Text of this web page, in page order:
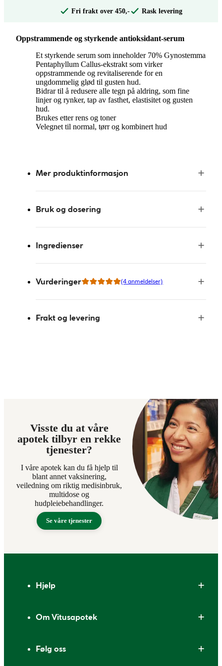
Fri frakt over 450,- Rask levering
Oppstrammende og styrkende antioksidant-serum
Et styrkende serum som inneholder 70% Gynostemma
Pentaphyllum Callus-ekstrakt som virker
oppstrammende og revitaliserende for en
ungdommelig glød til gusten hud.
Bidrar til å redusere alle tegn på aldring, som fine
linjer og rynker, tap av fasthet, elastisitet og gusten
hud.
Brukes etter rens og toner
Velegnet til normal, tørr og kombinert hud
Mer produktinformasjon
Bruk og dosering
Ingredienser
Vurderinger (4 anmeldelser)
Frakt og levering
Visste du at våre
apotek tilbyr en rekke
tjenester?
I våre apotek kan du få hjelp til
blant annet vaksinering,
veiledning om riktig medisinbruk,
multidose og
hudpleiebehandlinger.
Se våre tjenester
Hjelp
Om Vitusapotek
Følg oss